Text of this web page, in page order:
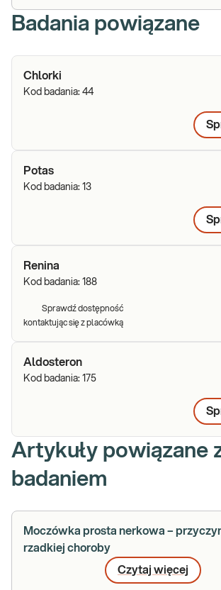
Badania powiązane
Chlorki
Kod badania: 44
Potas
Kod badania: 13
Renina
Kod badania: 188
Sprawdź dostępność
kontaktując się z placówką
Aldosteron
Kod badania: 175
Artykuły powiązane
badaniem
Moczówka prosta nerkowa –
rzadkiej choroby
Czytaj więcej